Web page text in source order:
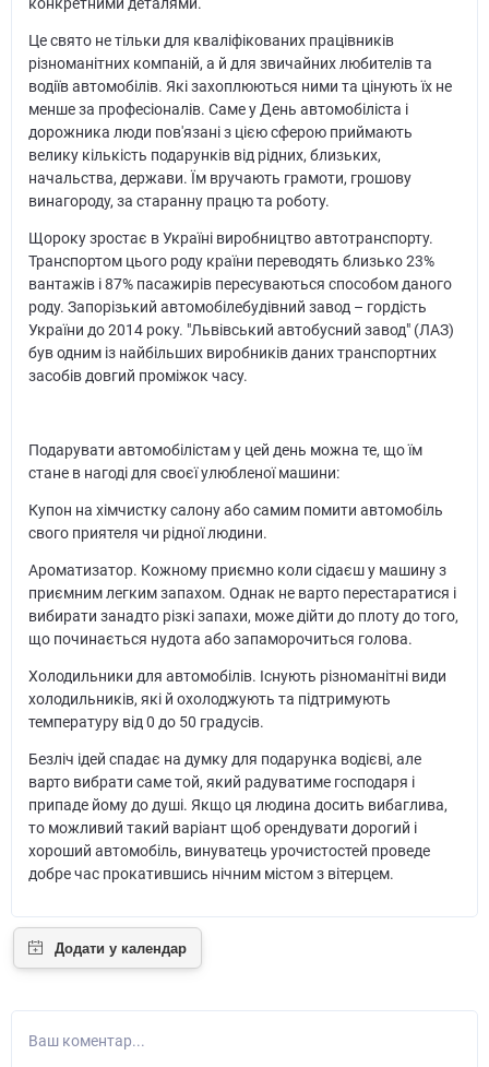
Це свято не тільки для кваліфікованих працівників
різноманітних компаній, а й для звичайних любителів та
водіїв автомобілів. Які захоплюються ними та цінують їх не
менше за професіоналів. Саме у День автомобіліста і
дорожника люди пов'язані з цією сферою приймають
велику кількість подарунків від рідних, близьких,
начальства, держави. Їм вручають грамоти, грошову
винагороду, за старанну працю та роботу.
Щороку зростає в Україні виробництво автотранспорту.
Транспортом цього роду країни переводять близько 23%
вантажів і 87% пасажирів пересуваються способом даного
роду. Запорізький автомобілебудівний завод – гордість
України до 2014 року. "Львівський автобусний завод" (ЛАЗ)
був одним із найбільших виробників даних транспортних
засобів довгий проміжок часу.
Подарувати автомобілістам у цей день можна те, що їм
стане в нагоді для своєї улюбленої машини:
Купон на хімчистку салону або самим помити автомобіль
свого приятеля чи рідної людини.
Ароматизатор. Кожному приємно коли сідаєш у машину з
приємним легким запахом. Однак не варто перестаратися і
вибирати занадто різкі запахи, може дійти до плоту до того,
що починається нудота або запаморочиться голова.
Холодильники для автомобілів. Існують різноманітні види
холодильників, які й охолоджують та підтримують
температуру від 0 до 50 градусів.
Безліч ідей спадає на думку для подарунка водієві, але
варто вибрати саме той, який радуватиме господаря і
припаде йому до душі. Якщо ця людина досить вибаглива,
то можливий такий варіант щоб орендувати дорогий і
хороший автомобіль, винуватець урочистостей проведе
добре час прокатившись нічним містом з вітерцем.
Ваш коментар...